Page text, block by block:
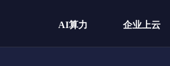
AI算力 企业上云